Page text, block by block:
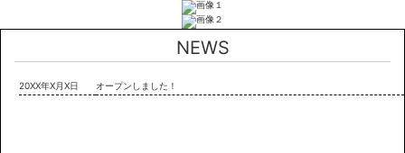
NEWS
20XX年X月X日 オープンしました！